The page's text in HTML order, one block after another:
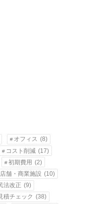
オフィス (8)
コスト削減 (17)
初期費用 (2)
店舗・商業施設 (10)
法改正 (9)
積チェック (38)